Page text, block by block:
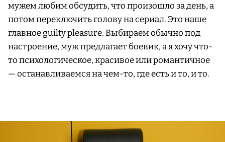
мужем любим обсудить, что произошло за день, а
потом переключить голову на сериал. Это наше
главное guilty pleasure. Выбираем обычно под
настроение, муж предлагает боевик, а я хочу что-
то психологическое, красивое или романтичное
— останавливаемся на чем-то, где есть и то, и то.